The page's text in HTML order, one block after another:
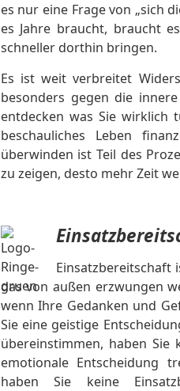
es nur eine Frage von „sich
es Jahre braucht, braucht
schneller dorthin bringen.
Es ist weit verbreitet
besonders gegen die
entdecken was Sie wirklich
beschauliches Leben
überwinden ist Teil des
zu zeigen, desto mehr Zeit
Einsatzbereitschaft
das von außen erzwungen
wenn Ihre Gedanken und
Sie eine geistige
übereinstimmen, haben Sie
emotionale Entscheidung
haben Sie keine